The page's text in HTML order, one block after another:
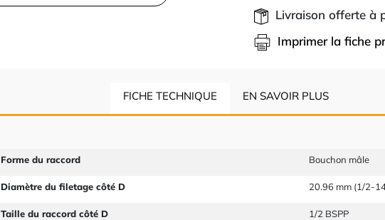
Livraison offerte à
Imprimer la fiche
FICHE TECHNIQUE EN SAVOIR PLUS
Forme du raccord Bouchon mâle
Diamètre du filetage côté D 20.96 mm (1/2-
Taille du raccord côté D 1/2 BSPP